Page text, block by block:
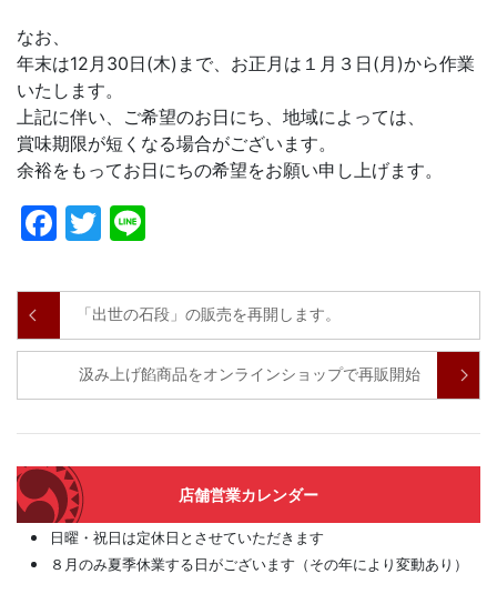
なお、
年末は12月30日(木)まで、お正月は１月３日(月)から作業
いたします。
上記に伴い、ご希望のお日にち、地域によっては、
賞味期限が短くなる場合がございます。
余裕をもってお日にちの希望をお願い申し上げます。
Facebook
Twitter
「出世の石段」の販売を再開します。
汲み上げ餡商品をオンラインショップで再販開始
店舗営業カレンダー
日曜・祝日は定休日とさせていただきます
８月のみ夏季休業する日がございます（その年により変動あり）